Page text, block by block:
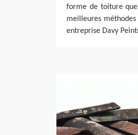
forme de toiture que
meilleures
entreprise Davy